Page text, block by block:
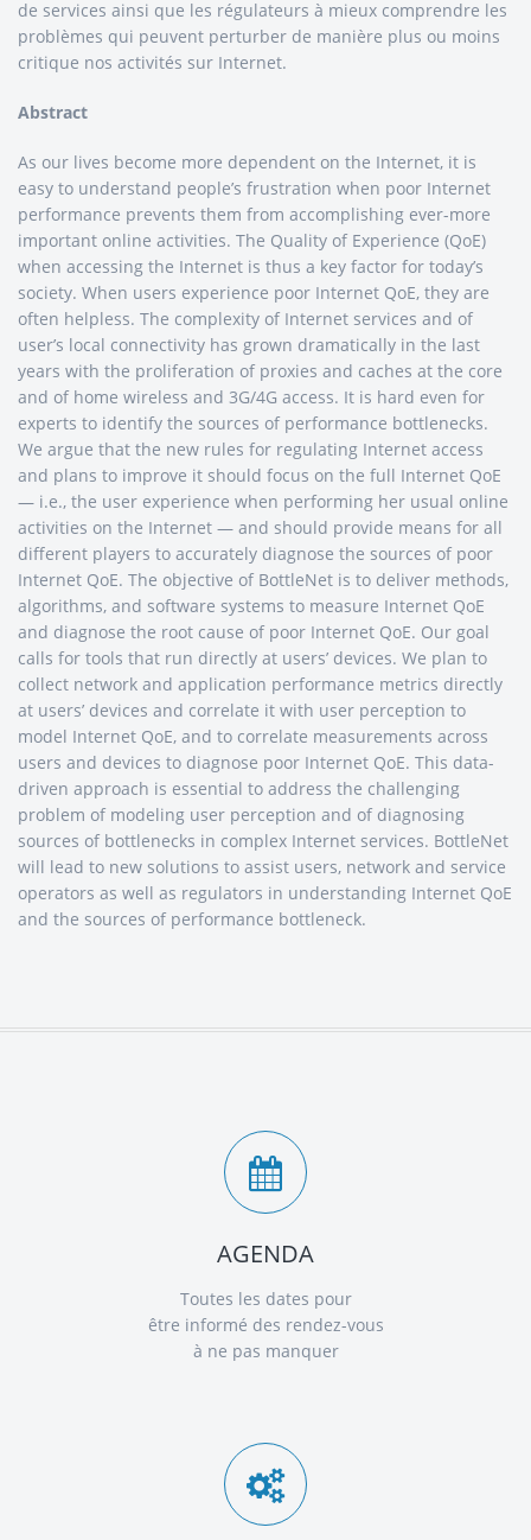
de services ainsi que les régulateurs à mieux comprendre les
problèmes qui peuvent perturber de manière plus ou moins
critique nos activités sur Internet.
Abstract
As our lives become more dependent on the Internet, it is
easy to understand people’s frustration when poor Internet
performance prevents them from accomplishing ever-more
important online activities. The Quality of Experience (QoE)
when accessing the Internet is thus a key factor for today’s
society. When users experience poor Internet QoE, they are
often helpless. The complexity of Internet services and of
user’s local connectivity has grown dramatically in the last
years with the proliferation of proxies and caches at the core
and of home wireless and 3G/4G access. It is hard even for
experts to identify the sources of performance bottlenecks.
We argue that the new rules for regulating Internet access
and plans to improve it should focus on the full Internet QoE
— i.e., the user experience when performing her usual online
activities on the Internet — and should provide means for all
different players to accurately diagnose the sources of poor
Internet QoE. The objective of BottleNet is to deliver methods,
algorithms, and software systems to measure Internet QoE
and diagnose the root cause of poor Internet QoE. Our goal
calls for tools that run directly at users’ devices. We plan to
collect network and application performance metrics directly
at users’ devices and correlate it with user perception to
model Internet QoE, and to correlate measurements across
users and devices to diagnose poor Internet QoE. This data-
driven approach is essential to address the challenging
problem of modeling user perception and of diagnosing
sources of bottlenecks in complex Internet services. BottleNet
will lead to new solutions to assist users, network and service
operators as well as regulators in understanding Internet QoE
and the sources of performance bottleneck.
AGENDA
Toutes les dates pour
être informé des rendez-vous
à ne pas manquer